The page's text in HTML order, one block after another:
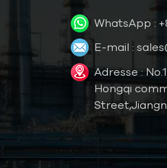
Contrôleur de
pour moules à
(392˚F)
Huile TCU
(572˚F)
Contrôleur de
WhatsApp :
E-mail :
Adresse :
Hongqi